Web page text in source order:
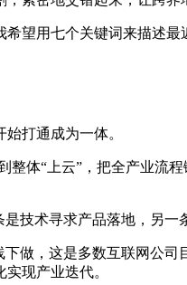
用七个关键词来描述最
打通成为一体。
体“上云”，把全产业流
术寻求产品落地，另一
，这是多数互联网公司
现产业迭代。